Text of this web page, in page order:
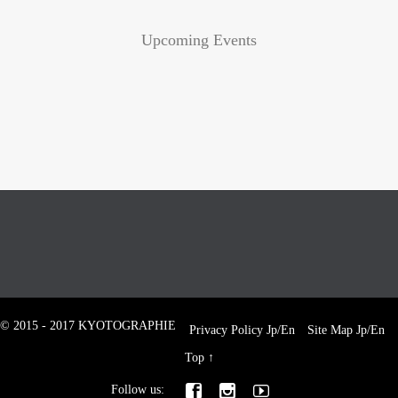
Upcoming Events
© 2015 - 2017 KYOTOGRAPHIE Privacy Policy Jp/En Site Map Jp/En
Top↑
Follow us:   